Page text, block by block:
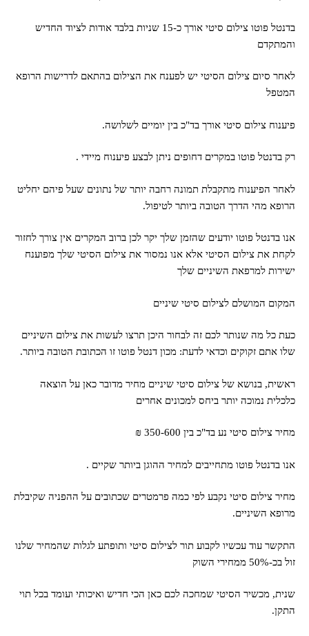
בדנטל פוטו צילום סיטי אורך כ-15 שניות בלבד אודות לציוד החדיש
והמתקדם
לאחר סיום צילום הסיטי יש לפענח את הצילום בהתאם לדרישות הרופא
המטפל
פיענוח צילום סיטי אורך בד"כ בין יומיים לשלושה.
רק בדנטל פוטו במקרים דחופים ניתן לבצע פיענוח מיידי .
לאחר הפיענוח מתקבלת תמונה רחבה יותר של נתונים שעל פיהם יחליט
הרופא מהי הדרך הטובה ביותר לטיפול.
אנו בדנטל פוטו יודעים שהזמן שלך יקר לכן ברוב המקרים אין צורך לחזור
לקחת את צילום הסיטי אלא אנו נמסור את צילום הסיטי שלך מפוענח
ישירות למרפאת השיניים שלך
המקום המושלם לצילום סיטי שיניים
כעת כל מה שנותר לכם זה לבחור היכן תרצו לעשות את צילום השיניים
שלו אתם זקוקים וכדאי לדעת: מכון דנטל פוטו זו הכתובת הטובה ביותר.
ראשית, בנושא של צילום סיטי שיניים מחיר מדובר כאן על הוצאה
כלכלית נמוכה יותר ביחס למכונים אחרים
מחיר צילום סיטי נע בד"כ בין 350-600 ₪
אנו בדנטל פוטו מתחייבים למחיר ההוגן ביותר שקיים .
מחיר צילום סיטי נקבע לפי כמה פרמטרים שכתובים על ההפניה שקיבלת
מרופא השיניים.
התקשר עוד עכשיו לקבוע תור לצילום סיטי ותופתע לגלות שהמחיר שלנו
זול בכ-50% ממחירי השוק
שנית, מכשיר הסיטי שמחכה לכם כאן הכי חדיש ואיכותי ועומד בכל תוי
התקן.